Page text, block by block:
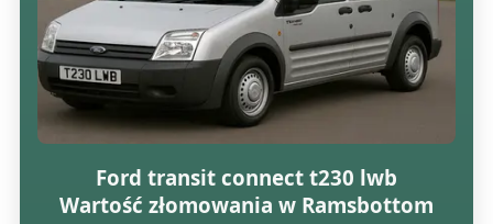
Ford transit connect t230 lwb
Wartość złomowania w Ramsbottom